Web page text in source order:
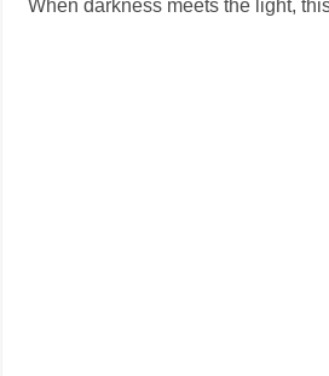
When darkness meets the light,